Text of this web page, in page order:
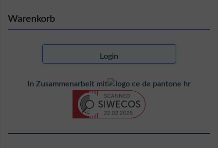
Warenkorb
Login
In Zusammenarbeit mit